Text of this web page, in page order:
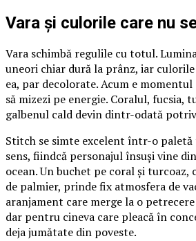
Vara și culorile care nu
Vara schimbă regulile cu totul.
uneori chiar dură la prânz, iar culorile
ea, par decolorate. Acum e
să mizezi pe energie. Coralul, fucsia,
galbenul cald devin dintr-odată
Stitch se simte excelent într-o paletă
sens, fiindcă personajul însuși vine
ocean. Un buchet pe coral și turcoaz,
de palmier, prinde fix atmosfera de
aranjament care merge la o
dar pentru cineva care pleacă în
deja jumătate din poveste.